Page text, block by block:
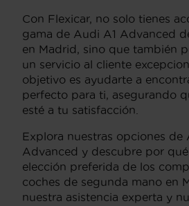
Con Flexicar, no solo tienes
gama de Audi A1 Advanced
en Madrid, sino que también
un servicio al cliente
objetivo es ayudarte a
perfecto para ti, asegurando
esté a tu satisfacción.
Explora nuestras opciones de
Advanced y descubre por
elección preferida de los
coches de segunda mano en
nuestra asistencia experta y